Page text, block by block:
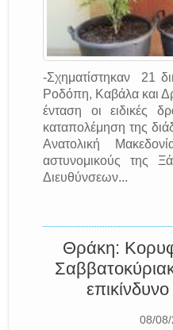
-Σχηματίστηκαν 21
Ροδόπη, Καβάλα και
ένταση οι ειδικές
καταπολέμηση της
Ανατολική
αστυνομικούς της
Διευθύνσεων...
Θράκη:
επικίνδυνο
08/